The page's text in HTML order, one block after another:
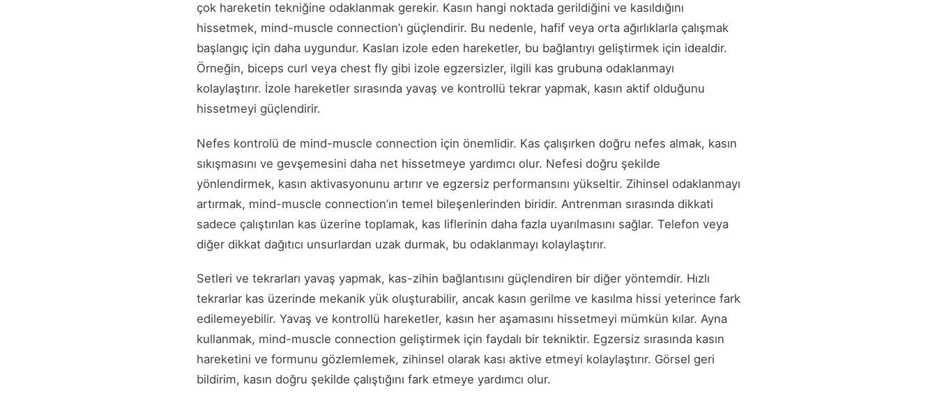
çok hareketin tekniğine odaklanmak gerekir. Kasın hangi noktada gerildiğini ve kasıldığını
hissetmek, mind-muscle connection’ı güçlendirir. Bu nedenle, hafif veya orta ağırlıklarla çalışmak
başlangıç için daha uygundur. Kasları izole eden hareketler, bu bağlantıyı geliştirmek için idealdir.
Örneğin, biceps curl veya chest fly gibi izole egzersizler, ilgili kas grubuna odaklanmayı
kolaylaştırır. İzole hareketler sırasında yavaş ve kontrollü tekrar yapmak, kasın aktif olduğunu
hissetmeyi güçlendirir.
Nefes kontrolü de mind-muscle connection için önemlidir. Kas çalışırken doğru nefes almak, kasın
sıkışmasını ve gevşemesini daha net hissetmeye yardımcı olur. Nefesi doğru şekilde
yönlendirmek, kasın aktivasyonunu artırır ve egzersiz performansını yükseltir. Zihinsel odaklanmayı
artırmak, mind-muscle connection’ın temel bileşenlerinden biridir. Antrenman sırasında dikkati
sadece çalıştırılan kas üzerine toplamak, kas liflerinin daha fazla uyarılmasını sağlar. Telefon veya
diğer dikkat dağıtıcı unsurlardan uzak durmak, bu odaklanmayı kolaylaştırır.
Setleri ve tekrarları yavaş yapmak, kas-zihin bağlantısını güçlendiren bir diğer yöntemdir. Hızlı
tekrarlar kas üzerinde mekanik yük oluşturabilir, ancak kasın gerilme ve kasılma hissi yeterince fark
edilemeyebilir. Yavaş ve kontrollü hareketler, kasın her aşamasını hissetmeyi mümkün kılar. Ayna
kullanmak, mind-muscle connection geliştirmek için faydalı bir tekniktir. Egzersiz sırasında kasın
hareketini ve formunu gözlemlemek, zihinsel olarak kası aktive etmeyi kolaylaştırır. Görsel geri
bildirim, kasın doğru şekilde çalıştığını fark etmeye yardımcı olur.